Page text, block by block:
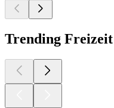
Trending Freizeit